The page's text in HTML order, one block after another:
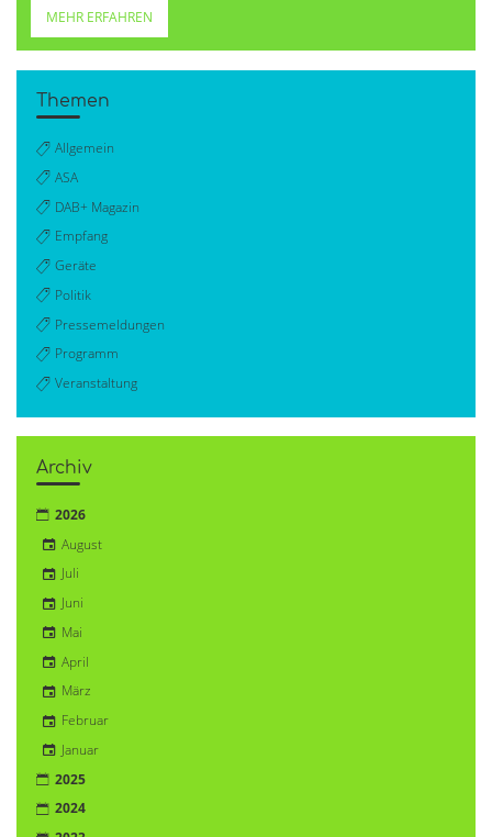
MEHR ERFAHREN
Themen
Allgemein
ASA
DAB+ Magazin
Empfang
Geräte
Politik
Pressemeldungen
Programm
Veranstaltung
Archiv
2026
August
Juli
Juni
Mai
April
März
Februar
Januar
2025
2024